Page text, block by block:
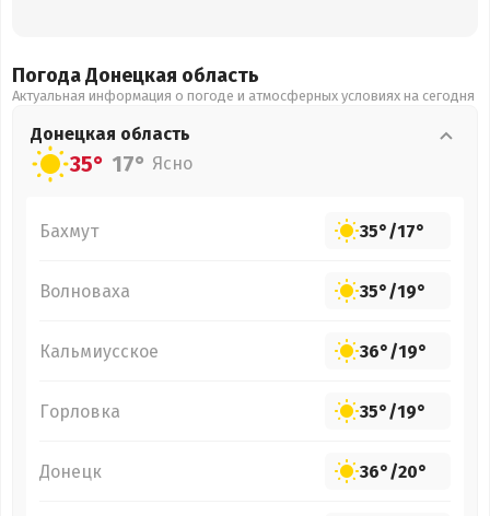
Погода Донецкая область
Актуальная информация о погоде и атмосферных условиях на сегодня
Донецкая область
35° 17° Ясно
Бахмут 35°/17°
Волноваха 35°/19°
Кальмиусское 36°/19°
Горловка 35°/19°
Донецк 36°/20°